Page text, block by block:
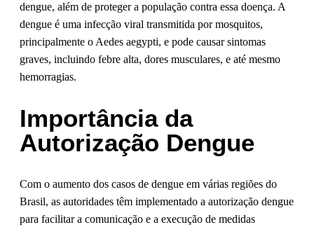
dengue, além de proteger a população contra essa doença. A
dengue é uma infecção viral transmitida por mosquitos,
principalmente o Aedes aegypti, e pode causar sintomas
graves, incluindo febre alta, dores musculares, e até mesmo
hemorragias.
Importância da
Autorização Dengue
Com o aumento dos casos de dengue em várias regiões do
Brasil, as autoridades têm implementado a autorização dengue
para facilitar a comunicação e a execução de medidas